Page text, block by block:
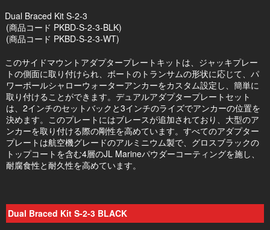
Dual Braced Kit S-2-3
(商品コード PKBD-S-2-3-BLK)
(商品コード PKBD-S-2-3-WT)
このサイドマウントアダプタープレートキットは、ジャッキプレー
トの側面に取り付けられ、ボートのトランサムの形状に応じて、パ
ワーポールシャローウォーターアンカーをカスタム設定し、簡単に
取り付けることができます。デュアルアダプタープレートセット
は、2インチのセットバックと3インチのライズでアンカーの位置を
決めます。このプレートにはブレースが追加されており、大型のア
ンカーを取り付ける際の剛性を高めています。すべてのアダプター
プレートは航空機グレードのアルミニウム製で、グロスブラックの
トップコートを含む4層のJL Marineパウダーコーティングを施し、
耐腐食性と耐久性を高めています。
Dual Braced Kit S-2-3 BLACK